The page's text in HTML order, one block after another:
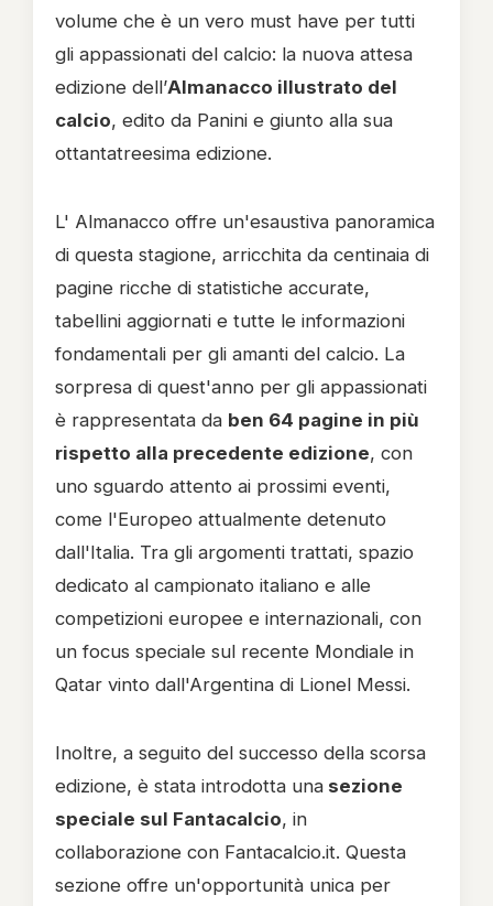
volume che è un vero must have per tutti
gli appassionati del calcio: la nuova attesa
edizione dell’Almanacco illustrato del
calcio, edito da Panini e giunto alla sua
ottantatreesima edizione.
L' Almanacco offre un'esaustiva panoramica
di questa stagione, arricchita da centinaia di
pagine ricche di statistiche accurate,
tabellini aggiornati e tutte le informazioni
fondamentali per gli amanti del calcio. La
sorpresa di quest'anno per gli appassionati
è rappresentata da ben 64 pagine in più
rispetto alla precedente edizione, con
uno sguardo attento ai prossimi eventi,
come l'Europeo attualmente detenuto
dall'Italia. Tra gli argomenti trattati, spazio
dedicato al campionato italiano e alle
competizioni europee e internazionali, con
un focus speciale sul recente Mondiale in
Qatar vinto dall'Argentina di Lionel Messi.
Inoltre, a seguito del successo della scorsa
edizione, è stata introdotta una sezione
speciale sul Fantacalcio, in
collaborazione con Fantacalcio.it. Questa
sezione offre un'opportunità unica per